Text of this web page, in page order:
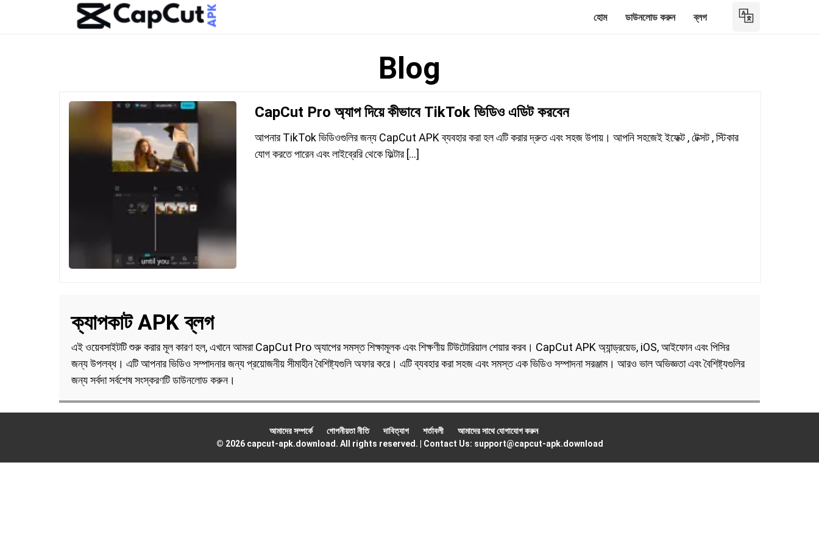
হোম ডাউনলোড করুন ব্লগ
Blog
CapCut Pro অ্যাপ দিয়ে কীভাবে TikTok ভিডিও এডিট করবেন
আপনার TikTok ভিডিওগুলির জন্য CapCut APK ব্যবহার করা হল এটি করার দ্রুত এবং সহজ উপায়। আপনি সহজেই ইফেক্ট , টেক্সট , স্টিকার
যোগ করতে পারেন এবং লাইব্রেরি থেকে ফিল্টার [...]
ক্যাপকাট APKব্লগ
এই ওয়েবসাইটটি শুরু করার মূল কারণ হল, এখানে আমরা CapCut Pro অ্যাপের সমস্ত শিক্ষামূলক এবং শিক্ষণীয় টিউটোরিয়াল শেয়ার করব। CapCut APK অ্যান্ড্রয়েড, iOS, আইফোন এবং পিসির
জন্য উপলব্ধ। এটি আপনার ভিডিও সম্পাদনার জন্য প্রয়োজনীয় সীমাহীন বৈশিষ্ট্যগুলি অফার করে। এটি ব্যবহার করা সহজ এবং সমস্ত এক ভিডিও সম্পাদনা সরঞ্জাম। আরও ভাল অভিজ্ঞতা এবং বৈশিষ্ট্যগুলির
জন্য সর্বদা সর্বশেষ সংস্করণটি ডাউনলোড করুন।
আমাদের সম্পর্কে গোপনীয়তা নীতি দাবিত্যাগ শর্তাবলী
আমাদের সাথে যোগাযোগ করুন
© 2026 capcut-apk.download. All rights reserved.
Contact Us: support@capcut-apk.download